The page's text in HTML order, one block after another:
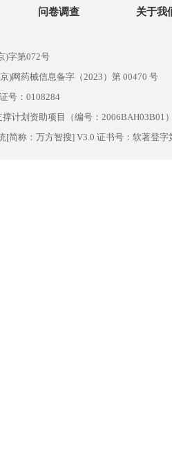
问卷调查 关于我
)字第072号
)网药械信息备字（2023）第 00470 号
号：0108284
计划资助项目（编号：2006BAH03B01
[简称：万方智搜] V3.0 证书号：软著登字